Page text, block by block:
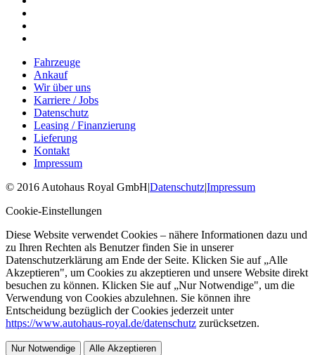
Fahrzeuge
Ankauf
Wir über uns
Karriere / Jobs
Datenschutz
Leasing / Finanzierung
Lieferung
Kontakt
Impressum
© 2016 Autohaus Royal GmbH|Datenschutz|Impressum
Cookie-Einstellungen
Diese Website verwendet Cookies – nähere Informationen dazu und
zu Ihren Rechten als Benutzer finden Sie in unserer
Datenschutzerklärung am Ende der Seite. Klicken Sie auf „Alle
Akzeptieren", um Cookies zu akzeptieren und unsere Website direkt
besuchen zu können. Klicken Sie auf „Nur Notwendige", um die
Verwendung von Cookies abzulehnen. Sie können ihre
Entscheidung bezüglich der Cookies jederzeit unter
https://www.autohaus-royal.de/datenschutz zurücksetzen.
Nur Notwendige Alle Akzeptieren